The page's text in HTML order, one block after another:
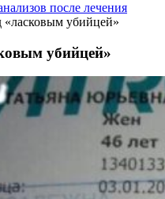
после лечения
«ласковым убийцей»
убийцей»